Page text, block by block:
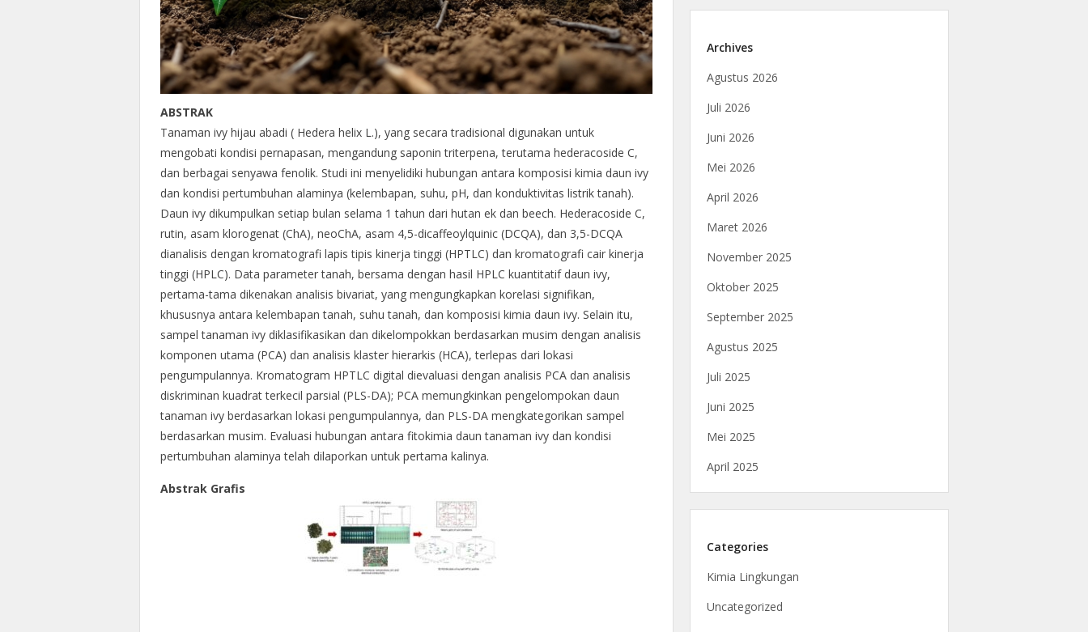
ABSTRAK
Tanaman ivy hijau abadi ( Hedera helix L.), yang secara tradisional digunakan untuk
mengobati kondisi pernapasan, mengandung saponin triterpena, terutama hederacoside C,
dan berbagai senyawa fenolik. Studi ini menyelidiki hubungan antara komposisi kimia daun ivy
dan kondisi pertumbuhan alaminya (kelembapan, suhu, pH, dan konduktivitas listrik tanah).
Daun ivy dikumpulkan setiap bulan selama 1 tahun dari hutan ek dan beech. Hederacoside C,
rutin, asam klorogenat (ChA), neoChA, asam 4,5-dicaffeoylquinic (DCQA), dan 3,5-DCQA
dianalisis dengan kromatografi lapis tipis kinerja tinggi (HPTLC) dan kromatografi cair kinerja
tinggi (HPLC). Data parameter tanah, bersama dengan hasil HPLC kuantitatif daun ivy,
pertama-tama dikenakan analisis bivariat, yang mengungkapkan korelasi signifikan,
khususnya antara kelembapan tanah, suhu tanah, dan komposisi kimia daun ivy. Selain itu,
sampel tanaman ivy diklasifikasikan dan dikelompokkan berdasarkan musim dengan analisis
komponen utama (PCA) dan analisis klaster hierarkis (HCA), terlepas dari lokasi
pengumpulannya. Kromatogram HPTLC digital dievaluasi dengan analisis PCA dan analisis
diskriminan kuadrat terkecil parsial (PLS-DA); PCA memungkinkan pengelompokan daun
tanaman ivy berdasarkan lokasi pengumpulannya, dan PLS-DA mengkategorikan sampel
berdasarkan musim. Evaluasi hubungan antara fitokimia daun tanaman ivy dan kondisi
pertumbuhan alaminya telah dilaporkan untuk pertama kalinya.
Abstrak Grafis
Archives
Agustus 2026
Juli 2026
Juni 2026
Mei 2026
April 2026
Maret 2026
November 2025
Oktober 2025
September 2025
Agustus 2025
Juli 2025
Juni 2025
Mei 2025
April 2025
Categories
Kimia Lingkungan
Uncategorized